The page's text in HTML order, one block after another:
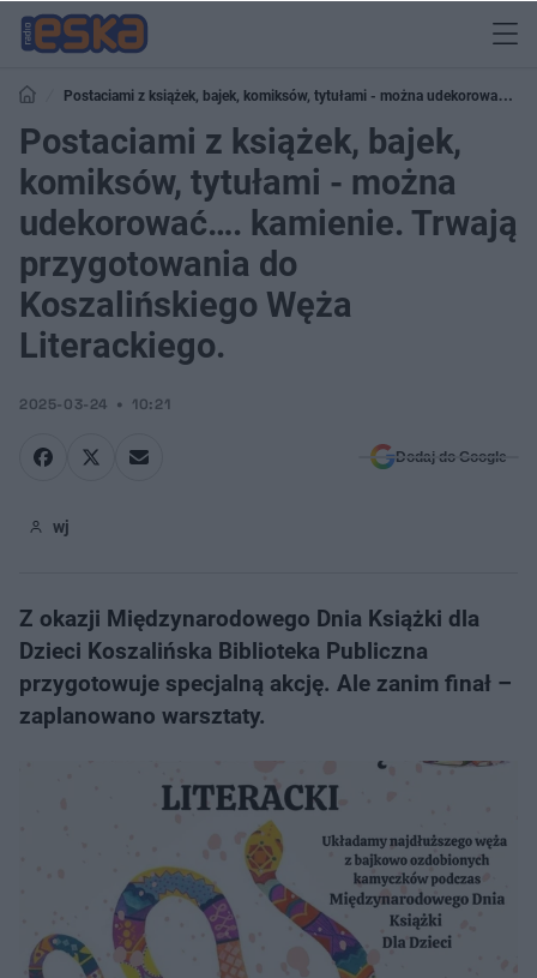
Postaciami z książek, bajek, komiksów, tytułami - można udekorować….
kamienie. Trwają przygotowania do Koszalińskiego Węża Literackiego.
Postaciami z książek, bajek,
komiksów, tytułami - można
udekorować…. kamienie. Trwają
przygotowania do
Koszalińskiego Węża
Literackiego.
2025-03-24 10:21
Dodaj do Google
wj
Z okazji Międzynarodowego Dnia Książki dla
Dzieci Koszalińska Biblioteka Publiczna
przygotowuje specjalną akcję. Ale zanim finał –
zaplanowano warsztaty.